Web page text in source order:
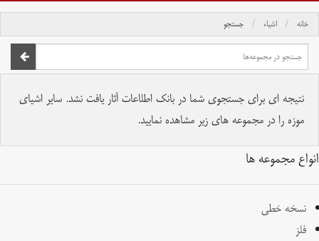
خانه اشیاء جستجو
نتیجه ای برای جستجوی شما در بانک اطلاعات آثار یافت نشد. سایر اشیای
موزه را در مجموعه های زیر مشاهده نمایید.
انواع مجموعه ها
نسخه خطی
فلز
تمام حقوق برای موسسه کتابخانه و موزه ملی ملک محفوظ است.